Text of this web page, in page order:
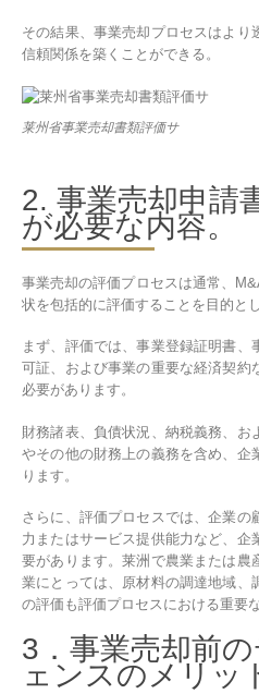
その結果、事業売却プロセスはより
信頼関係を築くことができる。
莱州省事業売却書類評価サ
2. 事業売却申請
が必要な内容。
事業売却の評価プロセスは通常、
状を包括的に評価することを目的と
まず、評価では、事業登録証明書
可証、および事業の重要な経済契約
必要があります。
財務諸表、負債状況、納税義務、お
やその他の財務上の義務を含め、企
ります。
さらに、評価プロセスでは、企業の
力またはサービス提供能力など、企
要があります。莱洲で農業または農
業にとっては、原材料の調達地域、
の評価も評価プロセスにおける重要
3．事業売却前
ェンスのメリッ